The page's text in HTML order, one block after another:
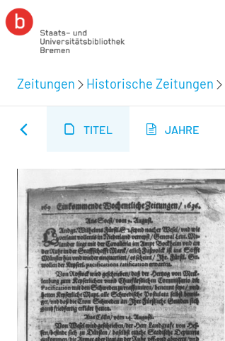
Zeitungen Historische Zeitungen
TITEL JAHRE